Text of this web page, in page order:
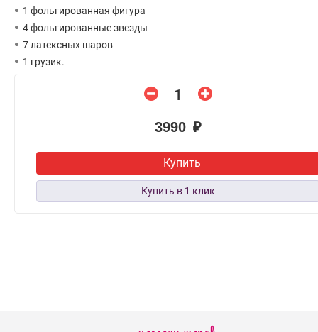
1 фольгированная фигура
4 фольгированные звезды
7 латексных шаров
1 грузик.
3990 ₽
Купить